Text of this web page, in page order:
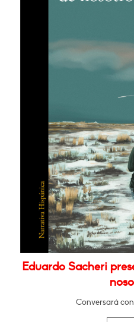
Eduardo Sacheri
Conversará